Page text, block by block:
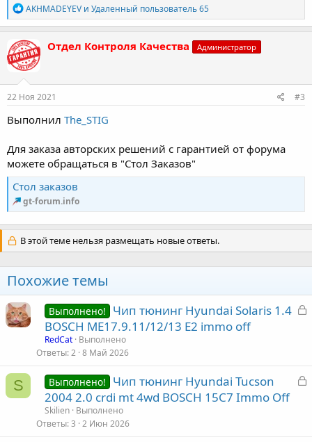
Р
е
а
к
ц
и
и
:
AKHMADEYEV и Удаленный пользователь 65
Отдел Контроля Качества Администратор
22 Ноя 2021 #3
Выполнил The_STIG
Для заказа авторских решений с гарантией от форума
можете обращаться в "Стол Заказов"
Стол заказов
gt-forum.info
В этой теме нельзя размещать новые ответы.
Похожие темы
З
т
Выполнено!
Чип тюнинг Hyundai Solaris 1.4
BOSCH ME17.9.11/12/13 Е2 immo off
RedCat Выполнено
Ответы 2 8 Май 2026
S
З
Выполнено!
Чип тюнинг Hyundai Tucson
2004 2.0 crdi mt 4wd BOSCH 15С7 Immo Off
Skilien Выполнено
Ответы 3 2 Июн 2026